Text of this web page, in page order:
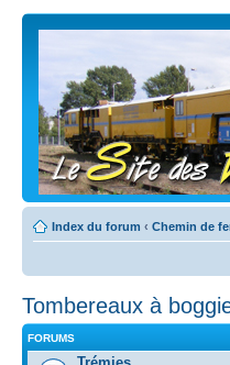
Index du forum ‹ Chemin de
Tombereaux à
FORUMS